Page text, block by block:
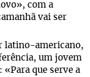
com a
vai ser
latino-americano,
um jovem
«Para que serve a